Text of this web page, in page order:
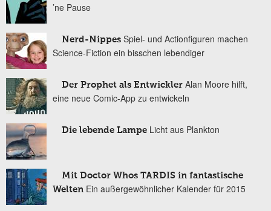
’ne Pause
Nerd-Nippes Spiel- und Actionfiguren machen
Science-Fiction ein bisschen lebendiger
Der Prophet als Entwickler Alan Moore hilft,
eine neue Comic-App zu entwickeln
Die lebende Lampe Licht aus Plankton
Mit Doctor Whos TARDIS in fantastische
Welten Ein außergewöhnlicher Kalender für 2015